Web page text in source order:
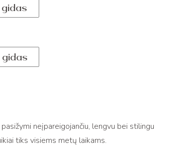
neįpareigojančiu, lengvu bei stilingu
tiks visiems metų laikams.